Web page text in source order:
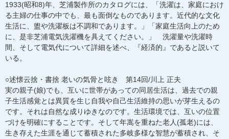
1933(昭和8)年、芝浦製作所のカタログには、「洗濯は、家庭におけ
る主婦の仕事の中でも、最も面倒なものであります。近代的な文化
生活に、盥や洗濯板は不調和であります。」「家庭生活向上のため
に、是非芝浦電気洗濯機を具えてください。」 洗濯量や洗濯時
間、そして電気代について詳細を述べ、『経済的』であると説いて
いる。
○述懐云捨・書捨 老いの気骨と呟き 第14回/川上 正夫
実の親子(娘)でも、互いに世帯があっての同居生活は、過去での親
子生活感覚とは異質を生じ自我や自己生活維持の思いが芽生えるの
です。それは自然な成りゆきなのです。生活環境では、互いの位置
づけを明確にすることです。そして年嵩を重ねた老人(孤老)には、
生き存えた生涯を通じて蓄積された多岐多様な智慧が蓄積され、そ